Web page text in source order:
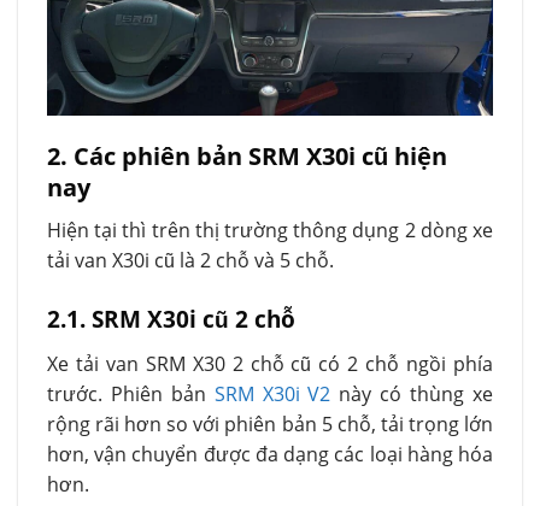
2. Các phiên bản SRM X30i cũ hiện
nay
Hiện tại thì trên thị trường thông dụng 2 dòng xe
tải van X30i cũ là 2 chỗ và 5 chỗ.
2.1. SRM X30i cũ 2 chỗ
Xe tải van SRM X30 2 chỗ cũ có 2 chỗ ngồi phía
trước. Phiên bản SRM X30i V2 này có thùng xe
rộng rãi hơn so với phiên bản 5 chỗ, tải trọng lớn
hơn, vận chuyển được đa dạng các loại hàng hóa
hơn.